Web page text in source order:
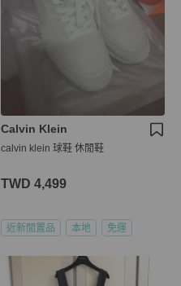
Calvin Klein
calvin klein 球鞋 休閒鞋
TWD 4,499
近新閒置品 本地 免運